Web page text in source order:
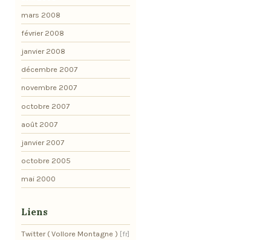
mars 2008
février 2008
janvier 2008
décembre 2007
novembre 2007
octobre 2007
août 2007
janvier 2007
octobre 2005
mai 2000
Liens
Twitter ( Vollore Montagne )